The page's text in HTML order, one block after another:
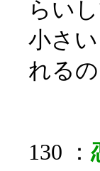
らい
小さ
れる
130 ：